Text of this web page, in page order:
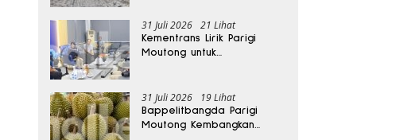
31 Juli 2026 21 Lihat
Kementrans Lirik Parigi
Moutong untuk
31 Juli 2026 19 Lihat
Bappelitbangda Parigi
Moutong Kembangkan